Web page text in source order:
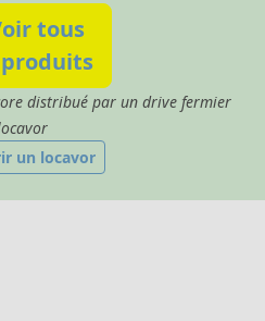
tous
distribué par un drive fermier
un locavor